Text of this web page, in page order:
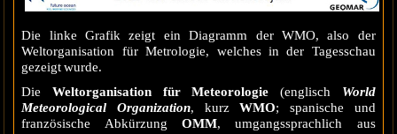
Die linke Grafik zeigt ein Diagramm der WMO, also der
Weltorganisation für Metrologie, welches in der Tagesschau
gezeigt wurde.
DieWeltorganisation für Meteorologie (englisch
World
Meteorological Organization, kurzWMO; spanische und
französische Abkürzung OMM, umgangssprachlich aus